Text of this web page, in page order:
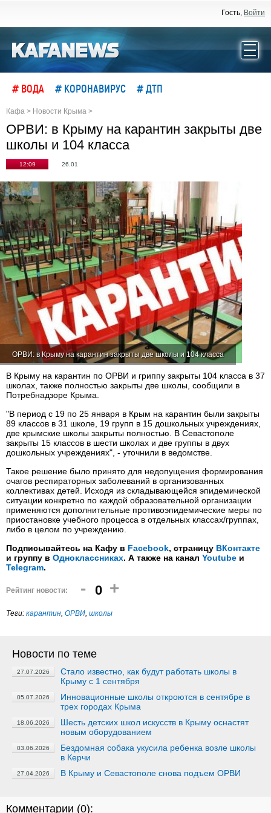
Гость, Войти
# ВОДА # КОРОНАВИРУС # ДТП
Кафа > Новости Крыма >
ОРВИ: в Крыму на карантин закрыты две
школы и 104 класса
12:09 26.01
ОРВИ: в Крыму на карантин закрыты две школы и 104 класса
В Крыму на карантин по ОРВИ и гриппу закрыты 104 класса в 37
школах, также полностью закрыты две школы, сообщили в
Потребнадзоре Крыма.
"В период с 19 по 25 января в Крым на карантин были закрыты
89 классов в 31 школе, 19 групп в 15 дошкольных учреждениях,
две крымские школы закрыты полностью. В Севастополе
закрыты 15 классов в шести школах и две группы в двух
дошкольных учреждениях", - уточнили в ведомстве.
Такое решение было принято для недопущения формирования
очагов респираторных заболеваний в организованных
коллективах детей. Исходя из складывающейся эпидемической
ситуации конкретно по каждой образовательной организации
применяются дополнительные противоэпидемические меры по
приостановке учебного процесса в отдельных классах/группах,
либо в целом по учреждению.
Подписывайтесь на Кафу в Facebook, страницу ВКонтакте
и группу в Одноклассниках. А также на канал Youtube и
Telegram.
Рейтинг новости: - 0 +
Теги: карантин, ОРВИ, школы
Новости по теме
27.07.2026
Стало известно, как будут работать школы в
Крыму с 1 сентября
05.07.2026
Инновационные школы откроются в сентябре в
трех городах Крыма
18.06.2026
Шесть детских школ искусств в Крыму оснастят
новым оборудованием
03.06.2026
Бездомная собака укусила ребенка возле школы
в Керчи
27.04.2026 В Крыму и Севастополе снова подъем ОРВИ
Комментарии (0):